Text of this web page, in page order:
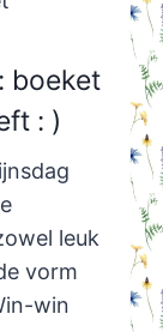
boeket
: )
leuk
vorm
win